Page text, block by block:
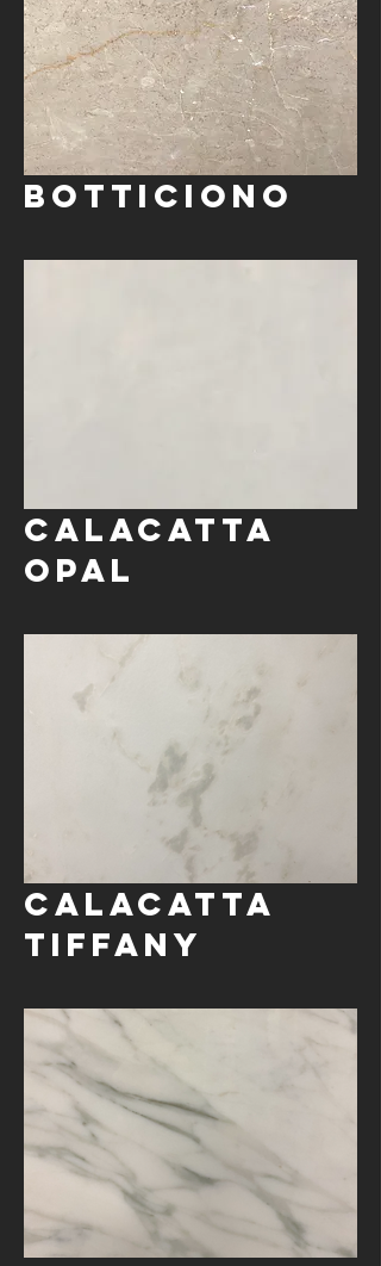
Botticiono
Calacatta
Opal
Calacatta
Tiffany